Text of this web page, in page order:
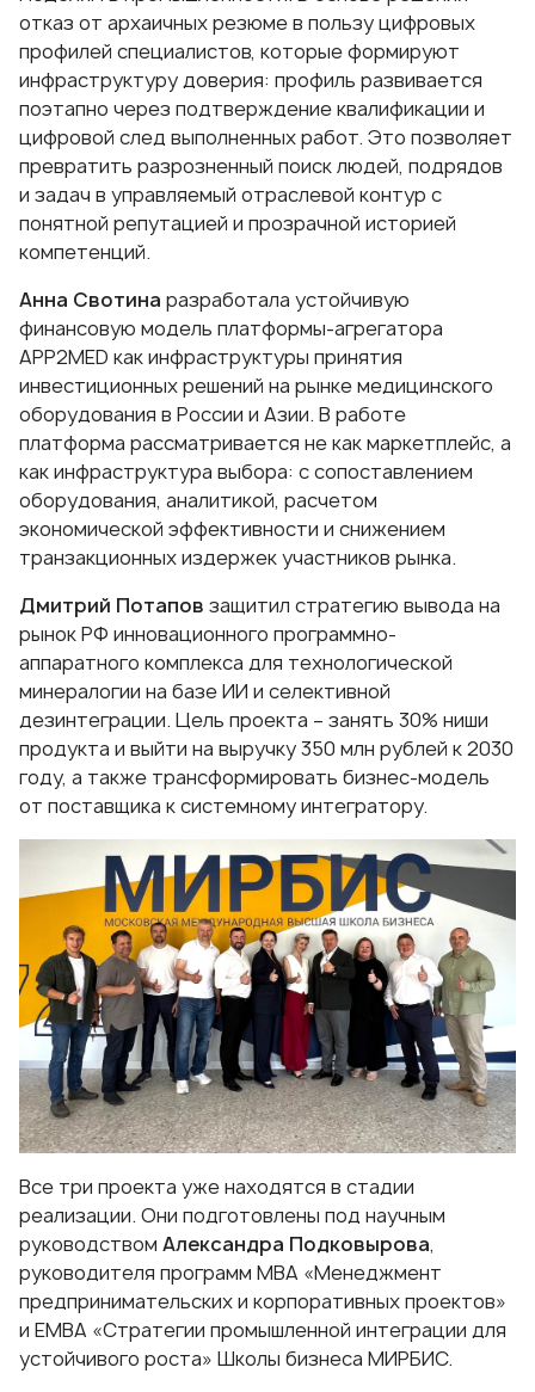
отказ от архаичных резюме в пользу цифровых
профилей специалистов, которые формируют
инфраструктуру доверия: профиль развивается
поэтапно через подтверждение квалификации и
цифровой след выполненных работ. Это позволяет
превратить разрозненный поиск людей, подрядов
и задач в управляемый отраслевой контур с
понятной репутацией и прозрачной историей
компетенций.
Анна Свотина разработала устойчивую
финансовую модель платформы-агрегатора
APP2MED как инфраструктуры принятия
инвестиционных решений на рынке медицинского
оборудования в России и Азии. В работе
платформа рассматривается не как маркетплейс, а
как инфраструктура выбора: с сопоставлением
оборудования, аналитикой, расчетом
экономической эффективности и снижением
транзакционных издержек участников рынка.
Дмитрий Потапов защитил стратегию вывода на
рынок РФ инновационного программно-
аппаратного комплекса для технологической
минералогии на базе ИИ и селективной
дезинтеграции. Цель проекта – занять 30% ниши
продукта и выйти на выручку 350 млн рублей к 2030
году, а также трансформировать бизнес-модель
от поставщика к системному интегратору.
Все три проекта уже находятся в стадии
реализации. Они подготовлены под научным
руководством Александра Подковырова,
руководителя программ МВА «Менеджмент
предпринимательских и корпоративных проектов»
и ЕМВА «Стратегии промышленной интеграции для
устойчивого роста» Школы бизнеса МИРБИС.